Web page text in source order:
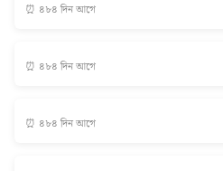
⏰ ৪৮৪ দিন আগে
⏰ ৪৮৪ দিন আগে
⏰ ৪৮৪ দিন আগে